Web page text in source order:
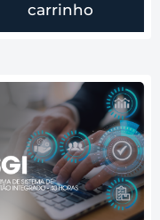
carrinho